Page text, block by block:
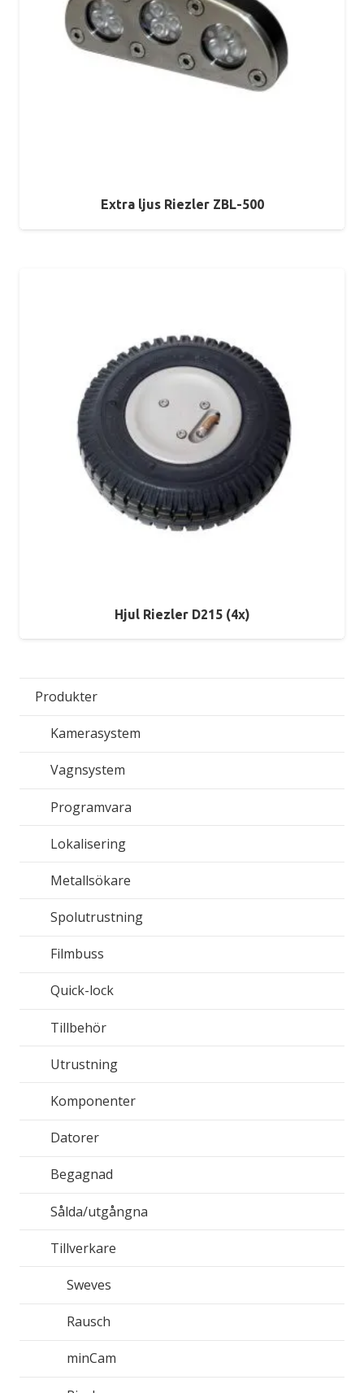
Extra ljus Riezler ZBL-500
Hjul Riezler D215 (4x)
Produkter
Kamerasystem
Vagnsystem
Programvara
Lokalisering
Metallsökare
Spolutrustning
Filmbuss
Quick-lock
Tillbehör
Utrustning
Komponenter
Datorer
Begagnad
Sålda/utgångna
Tillverkare
Sweves
Rausch
minCam